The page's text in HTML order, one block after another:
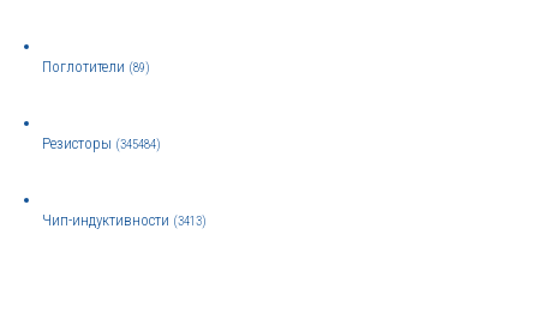
Поглотители (89)
Резисторы (345484)
Чип-индуктивности (3413)